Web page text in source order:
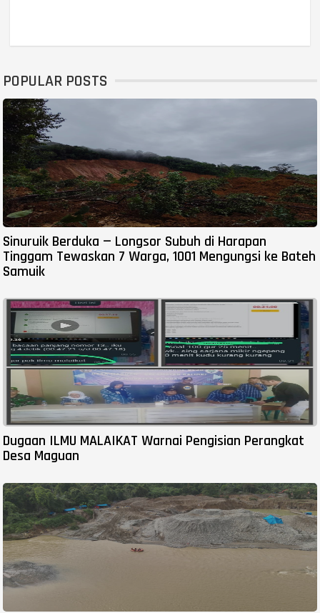
POPULAR POSTS
Sinuruik Berduka — Longsor Subuh di Harapan
Tinggam Tewaskan 7 Warga, 1001 Mengungsi ke Bateh
Samuik
Dugaan ILMU MALAIKAT Warnai Pengisian Perangkat
Desa Maguan